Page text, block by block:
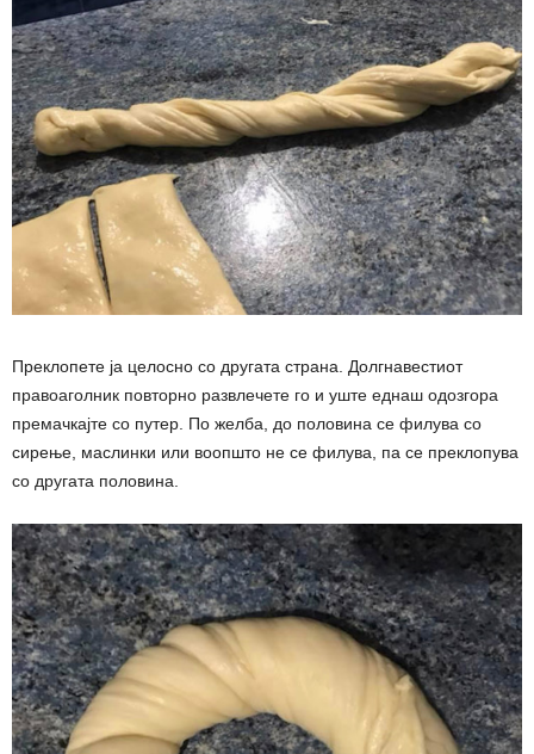
Преклопете ја целосно со другата страна. Долгнавестиот
правоаголник повторно развлечете го и уште еднаш одозгора
премачкајте со путер. По желба, до половина се филува со
сирење, маслинки или воопшто не се филува, па се преклопува
со другата половина.